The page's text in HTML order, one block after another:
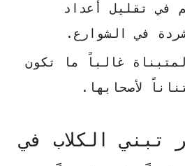
في تقليل أعداد
في الشوارع.
غالباً ما تكون
لأصحابها.
تبني الكلاب في